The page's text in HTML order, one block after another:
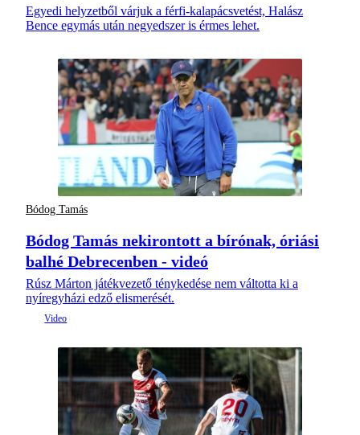
Egyedi helyzetből várjuk a férfi-kalapácsvetést, Halász
Bence egymás után negyedszer is érmes lehet.
Bódog Tamás
Bódog Tamás nekirontott a bírónak, óriási
balhé Debrecenben - videó
Rúsz Márton játékvezető ténykedése nem váltotta ki a
nyíregyházi edző elismerését.